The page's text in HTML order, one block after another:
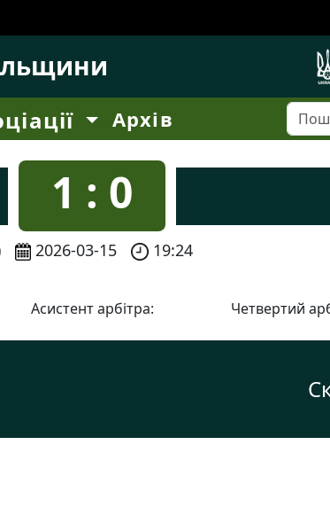
Архів
1 : 0
2026-03-15 19:24
Асистент арбітра: Четвертий